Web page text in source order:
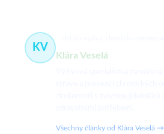
KV
Klára Veselá
Všechny články od Klára Veselá →